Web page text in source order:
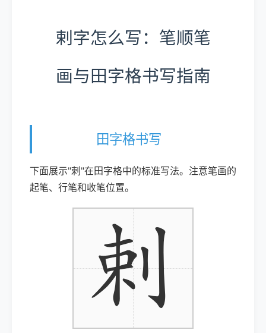
剌字怎么写：笔顺笔
画与田字格书写指南
田字格书写
下面展示"剌"在田字格中的标准写法。注意笔画的
起笔、行笔和收笔位置。